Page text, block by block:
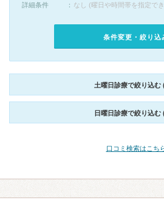
詳細条件
なし (曜日や時間帯を指定で
条件変更・絞り込
土曜日診療で絞り込む
日曜日診療で絞り込む
口コミ検索はこち